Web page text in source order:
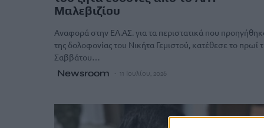
Μαλεβιζίου
Αναφορά στην ΕΛ.ΑΣ. για τα περιστατικά που
της δολοφονίας του Νικήτα Γεμιστού, κατέθεσε το πρωί
Σαββάτου…
Newsroom 11 Ιουλίου, 2026